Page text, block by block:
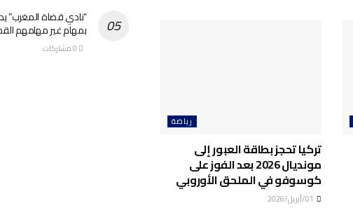
رياضة
تركيا تحجز بطاقة العبور إلى
مونديال 2026 بعد الفوز على
كوسوفو في الملحق الأوروبي
“نادي قضاة المغرب”
بمهام غير مهامهم